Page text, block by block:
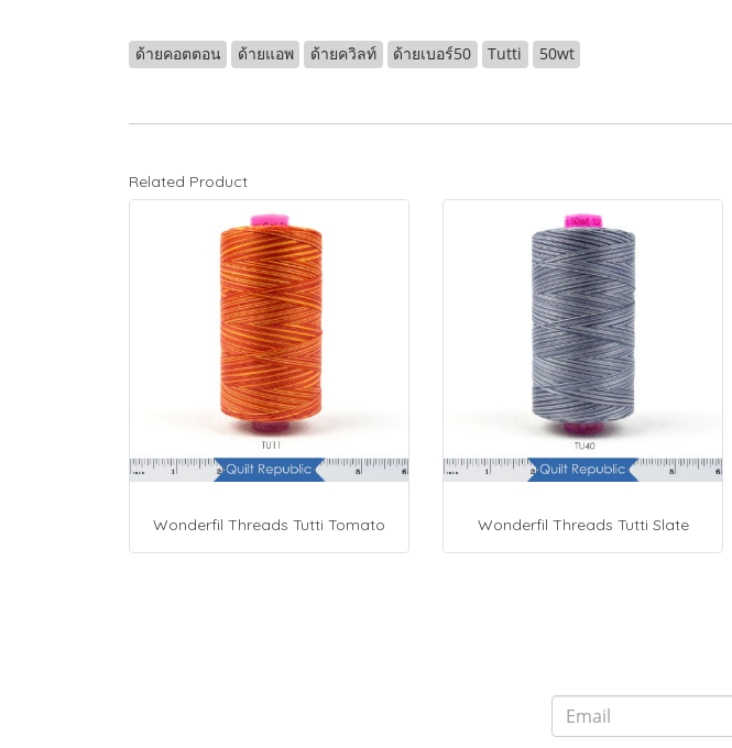
ด้ายคอตตอน ด้ายแอพ ด้ายควิลท์ ด้ายเบอร์50 Tutti 50wt
Related Product
Wonderfil Threads Tutti Tomato Wonderfil Threads Tutti Slate